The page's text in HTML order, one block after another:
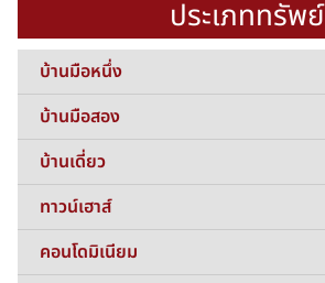
ประเภททรัพย์
บ้านมือหนึ่ง
บ้านมือสอง
บ้านเดี่ยว
ทาวน์เฮาส์
คอนโดมิเนียม